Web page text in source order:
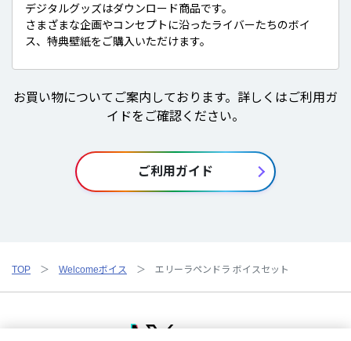
デジタルグッズはダウンロード商品です。
さまざまな企画やコンセプトに沿ったライバーたちのボイ
ス、特典壁紙をご購入いただけます。
お買い物についてご案内しております。詳しくはご利用ガ
イドをご確認ください。
ご利用ガイド
TOP Welcomeボイス エリーラペンドラ ボイスセット